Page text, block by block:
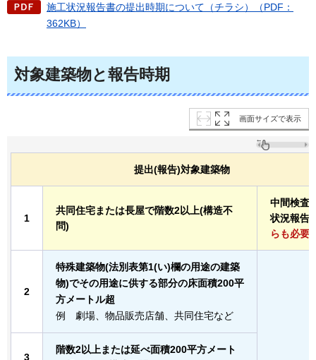
施工状況報告書の提出時期について（チラシ）（PDF：
362KB）
対象建築物と報告時期
画面サイズで表示
提出(報告)対象建築物
1
共同住宅または長屋で階数2以上(構造不
問)
中間検査
状況報告
らも必要
2
特殊建築物(法別表第1(い)欄の用途の建築
物)でその用途に供する部分の床面積200平
方メートル超
例
劇場、物品販売店舗、共同住宅など
3
階数2以上または延べ面積200平方メート